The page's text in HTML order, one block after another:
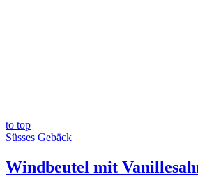
to top
Süsses Gebäck
Windbeutel mit